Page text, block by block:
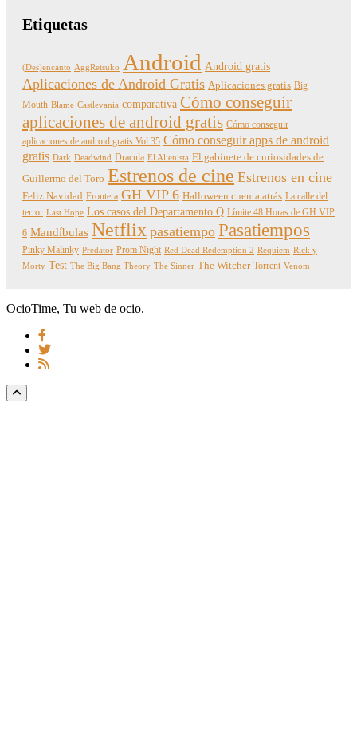
Etiquetas
(Des)encanto AggRetsuko Android Android gratis
Aplicaciones de Android Gratis Aplicaciones gratis Big
Mouth Blame Castlevania comparativa Cómo conseguir
aplicaciones de android gratis Cómo conseguir
aplicaciones de android gratis Vol 35 Cómo conseguir apps de android
gratis Dark Deadwind Dracula El Alienista El gabinete de curiosidades de
Guillermo del Toro Estrenos de cine Estrenos en cine
Feliz Navidad Frontera GH VIP 6 Halloween cuenta atrás La calle del
terror Last Hope Los casos del Departamento Q Límite 48 Horas de GH VIP
6 Mandíbulas Netflix pasatiempo Pasatiempos
Pinky Malinky Predator Prom Night Red Dead Redemption 2 Requiem Rick y
Morty Test The Big Bang Theory The Sinner The Witcher Torrent Venom
OcioTime, Tu web de ocio.